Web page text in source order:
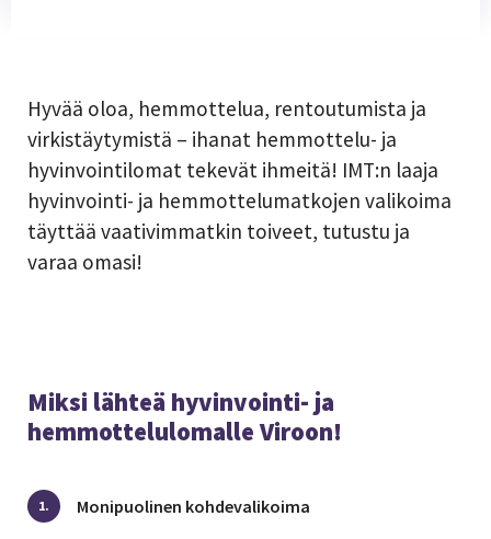
Hyvää oloa, hemmottelua, rentoutumista ja
virkistäytymistä – ihanat hemmottelu- ja
hyvinvointilomat tekevät ihmeitä! IMT:n laaja
hyvinvointi- ja hemmottelumatkojen valikoima
täyttää vaativimmatkin toiveet, tutustu ja
varaa omasi!
Miksi lähteä hyvinvointi- ja
hemmottelulomalle Viroon!
1. Monipuolinen kohdevalikoima